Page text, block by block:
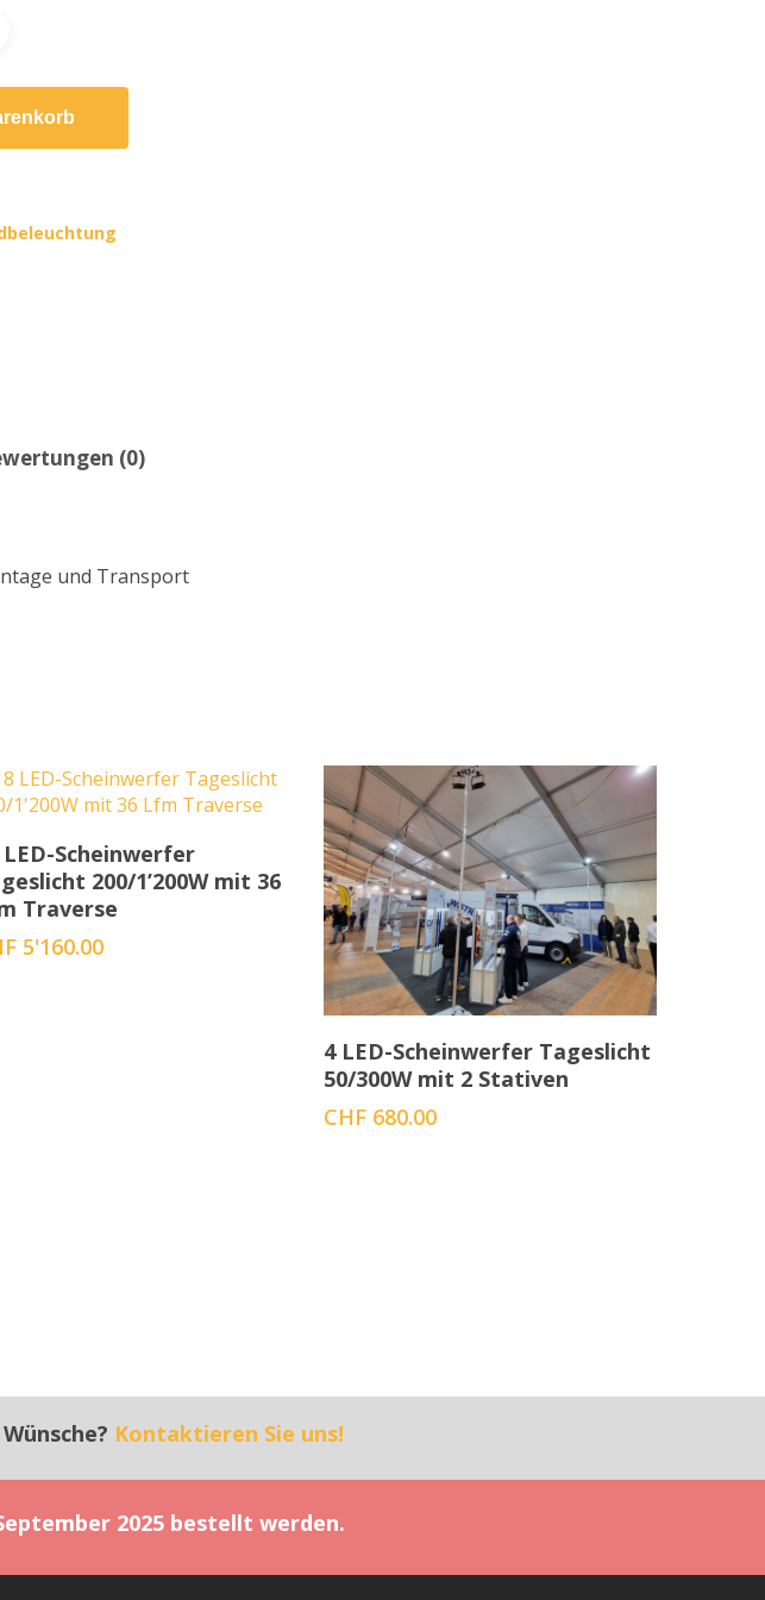
(0)
und Transport
In den Warenkorb
LED-Scheinwerfer
200/1’200W mit 36
Traverse
5'160.00
In den Warenkorb
4 LED-Scheinwerfer Tageslicht
50/300W mit 2 Stativen
CHF 680.00
Kontaktieren Sie uns!
2025 bestellt werden.